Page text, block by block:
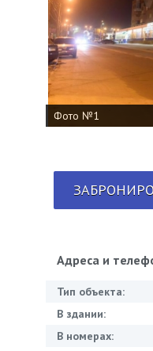
Фото №1
Адреса и
Тип объекта:
В здании:
В номерах: